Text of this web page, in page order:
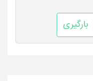
بارگیری